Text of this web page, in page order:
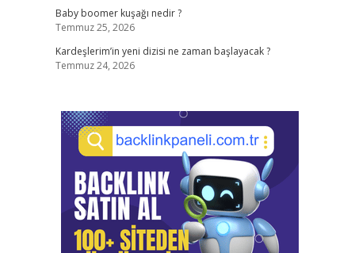
Baby boomer kuşağı nedir ?
Temmuz 25, 2026
Kardeşlerim’in yeni dizisi ne zaman başlayacak ?
Temmuz 24, 2026